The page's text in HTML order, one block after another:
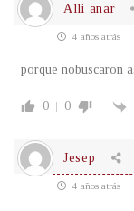
Alli anar
4 años atrás
porque nobuscaron
0 0
Jesep
4 años atrás